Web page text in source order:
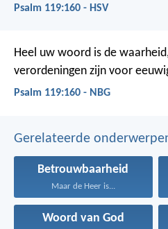
Psalm 119:160 - HSV
Heel uw woord is de
verordeningen zijn voor
Psalm 119:160 - NBG
Gerelateerde
Betrouwbaarheid
Maar de Heer is...
Woord van God